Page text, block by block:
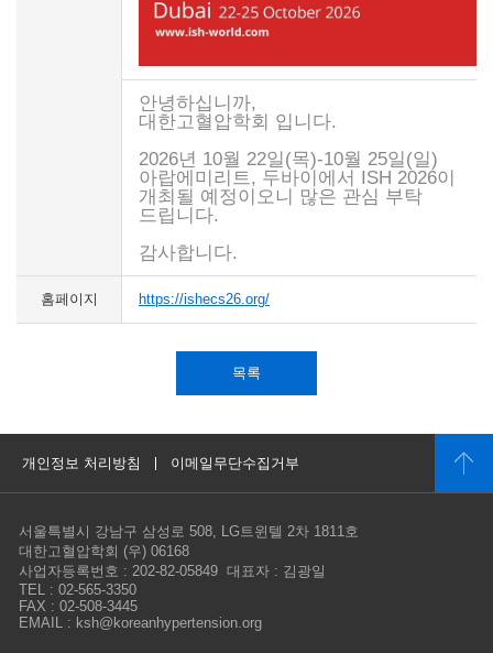
안녕하십니까,
대한고혈압학회 입니다.
2026년 10월 22일(목)-10월 25일(일)
아랍에미리트, 두바이에서 ISH 2026이
개최될 예정이오니 많은 관심 부탁
드립니다.
감사합니다.
홈페이지 https://ishecs26.org/
목록
개인정보 처리방침 이메일무단수집거부
서울특별시 강남구 삼성로 508, LG트윈텔 2차 1811호
대한고혈압학회 (우) 06168
사업자등록번호 : 202-82-05849 대표자 : 김광일
TEL : 02-565-3350
FAX : 02-508-3445
EMAIL : ksh@koreanhypertension.org